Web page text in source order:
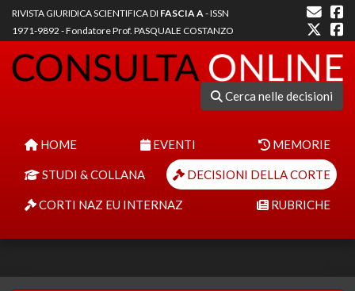
RIVISTA GIURIDICA SCIENTIFICA DI FASCIA A- ISSN
1971-9892 - Fondatore Prof. PASQUALE COSTANZO
Cerca nelle decisioni
HOME EVENTI MEMORIE
STUDI & COLLANA DECISIONI DELLA CORTE
CORTI NAZ EU INTERNAZ RUBRICHE